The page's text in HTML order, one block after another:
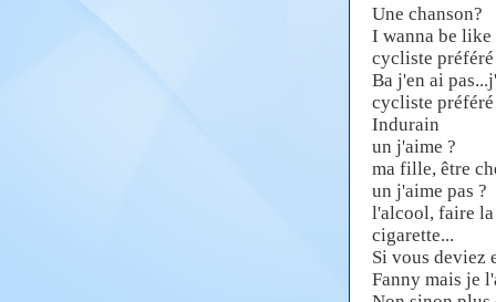
Une chanson?
I wanna be
cycliste
Ba j'en ai
cycliste
Indurain
un j'aime ?
ma fille, être
un j'aime pas ?
l'alcool, faire la
cigarette...
Si vous deviez
Fanny mais je